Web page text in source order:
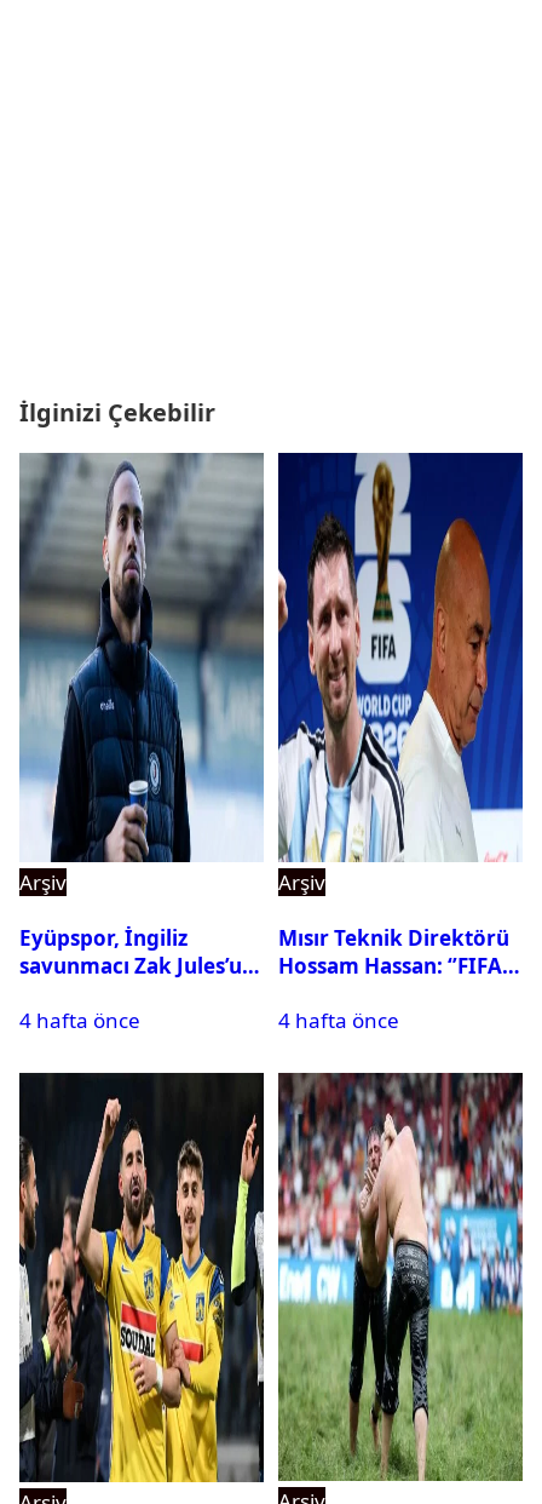
İlginizi Çekebilir
Arşiv
Eyüpspor, İngiliz
savunmacı Zak Jules’u
4 hafta önce
Arşiv
Mısır Teknik Direktörü
Hossam Hassan: ‘’FIFA,
istemiyor’’
4 hafta önce